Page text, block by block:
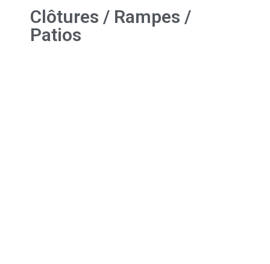
Clôtures / Rampes /
Patios